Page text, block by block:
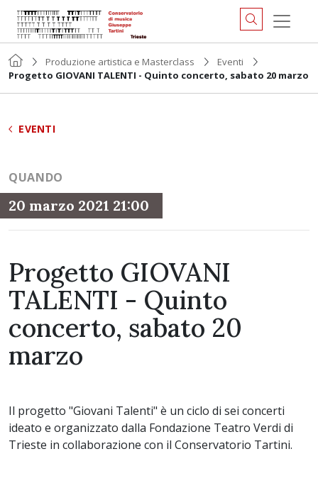
Produzione artistica e Masterclass
Eventi
Progetto GIOVANI TALENTI - Quinto concerto, sabato 20 marzo
EVENTI
QUANDO
20 marzo 2021 21:00
Progetto GIOVANI
TALENTI - Quinto
concerto, sabato 20
marzo
Il progetto "Giovani Talenti" è un ciclo di sei concerti
ideato e organizzato dalla Fondazione Teatro Verdi di
Trieste in collaborazione con il Conservatorio Tartini.